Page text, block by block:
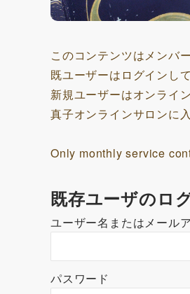
このコンテンツはメンバ
既ユーザーはログインし
新規ユーザーはオンライ
真子オンラインサロンに
Only monthly service
既存ユーザのロ
ユーザー名またはメール
パスワード